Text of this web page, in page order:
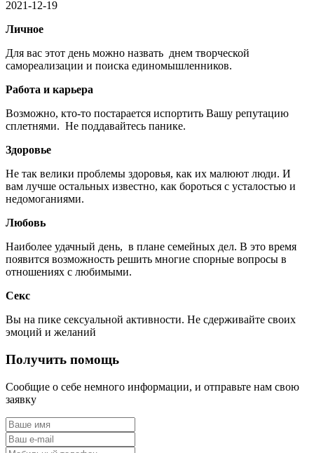
2021-12-19
Личное
Для вас этот день можно назвать днем творческой
самореализации и поиска единомышленников.
Работа и карьера
Возможно, кто-то постарается испортить Вашу репутацию
сплетнями. Не поддавайтесь панике.
Здоровье
Не так велики проблемы здоровья, как их малюют люди. И
вам лучше остальных известно, как бороться с усталостью и
недомоганиями.
Любовь
Наиболее удачный день, в плане семейных дел. В это время
появится возможность решить многие спорные вопросы в
отношениях с любимыми.
Секс
Вы на пике сексуальной активности. Не сдерживайте своих
эмоций и желаний
Получить помощь
Сообщие о себе немного информации, и отправьте нам свою
заявку